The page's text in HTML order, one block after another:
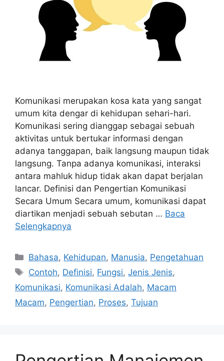
Komunikasi merupakan kosa kata yang sangat
umum kita dengar di kehidupan sehari-hari.
Komunikasi sering dianggap sebagai sebuah
aktivitas untuk bertukar informasi dengan
adanya tanggapan, baik langsung maupun tidak
langsung. Tanpa adanya komunikasi, interaksi
antara mahluk hidup tidak akan dapat berjalan
lancar. Definisi dan Pengertian Komunikasi
Secara Umum Secara umum, komunikasi dapat
diartikan menjadi sebuah sebutan … Baca
Selengkapnya
Kategori
Bahasa, Kehidupan, Manusia, Pengetahuan
Tag
Contoh, Definisi, Fungsi,Jenis Jenis,
Komunikasi, Komunikasi Adalah, Macam
Macam, Pengertian, Proses, Tujuan